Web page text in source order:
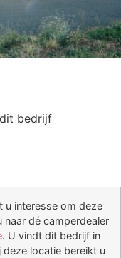
bedrijf
u interesse om deze
naar dé camperdealer
. U vindt dit bedrijf in
deze locatie bereikt u